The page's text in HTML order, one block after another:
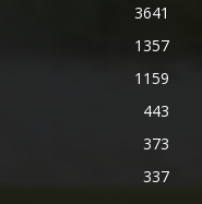
3641
1357
1159
443
373
337